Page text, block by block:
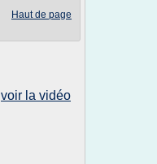
Haut de page
voir la vidéo